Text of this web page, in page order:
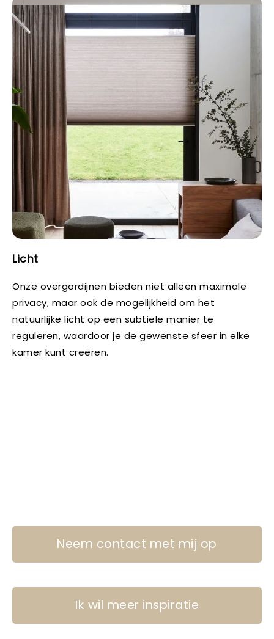
Licht
Onze overgordijnen bieden niet alleen maximale
privacy, maar ook de mogelijkheid om het
natuurlijke licht op een subtiele manier te
reguleren, waardoor je de gewenste sfeer in elke
kamer kunt creëren.
Neem contact met mij op
Ik wil meer inspiratie